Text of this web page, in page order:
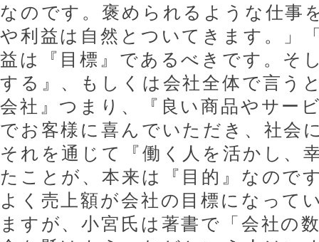
なのです。褒められるような仕事
や利益は自然とついてきます。」
益は『目標』であるべきです。そ
する』、もしくは会社全体で言う
会社』つまり、『良い商品やサー
でお客様に喜んでいただき、社会
それを通じて『働く人を活かし、
たことが、本来は『目的』なので
よく売上額が会社の目標になって
ますが、小宮氏は著書で「会社の